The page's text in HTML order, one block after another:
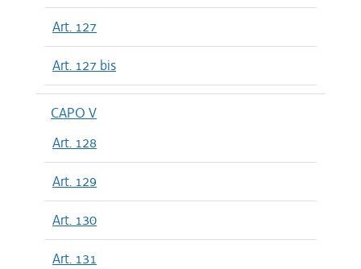
Art. 127
Art. 127 bis
CAPO V
Art. 128
Art. 129
Art. 130
Art. 131